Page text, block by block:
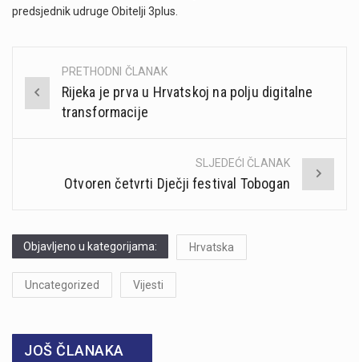
predsjednik udruge Obitelji 3plus.
Post
navigation
PRETHODNI ČLANAK
Rijeka je prva u Hrvatskoj na polju digitalne
transformacije
SLJEDEĆI ČLANAK
Otvoren četvrti Dječji festival Tobogan
Objavljeno u kategorijama: Hrvatska
Uncategorized Vijesti
JOŠ ČLANAKA